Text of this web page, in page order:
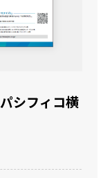
パシフィコ横